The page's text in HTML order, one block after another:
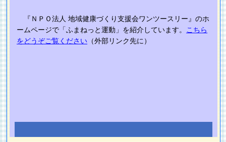
『ＮＰＯ法人 地域健康づくり支援会ワンツースリー』のホ
ームページで「ふまねっと運動」を紹介しています。
こちら
をどうぞご覧ください （外部リンク先に）